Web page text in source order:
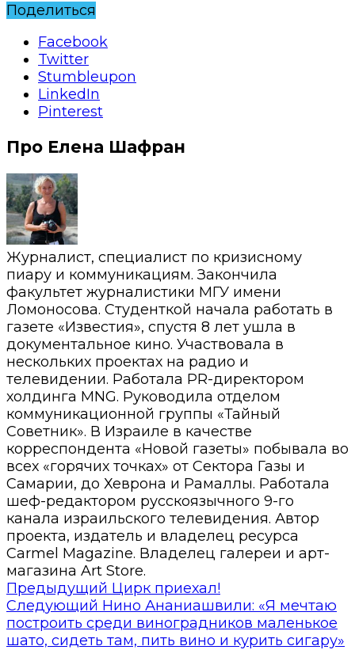
Поделиться
Facebook
Twitter
Stumbleupon
LinkedIn
Pinterest
Про Елена Шафран
Журналист, специалист по кризисному
пиару и коммуникациям. Закончила
факультет журналистики МГУ имени
Ломоносова. Студенткой начала работать в
газете «Известия», спустя 8 лет ушла в
документальное кино. Участвовала в
нескольких проектах на радио и
телевидении. Работала PR-директором
холдинга MNG. Руководила отделом
коммуникационной группы «Тайный
Советник». В Израиле в качестве
корреспондента «Новой газеты» побывала во
всех «горячих точках» от Сектора Газы и
Самарии, до Хеврона и Рамаллы. Работала
шеф-редактором русскоязычного 9-го
канала израильского телевидения. Автор
проекта, издатель и владелец ресурса
Carmel Magazine. Владелец галереи и арт-
магазина Art Store.
Предыдущий Цирк приехал!
Следующий Нино Ананиашвили: «Я мечтаю
построить среди виноградников маленькое
шато, сидеть там, пить вино и курить сигару»